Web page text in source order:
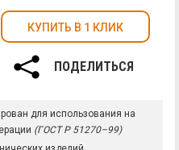
КУПИТЬ В 1 КЛИК
ПОДЕЛИТЬСЯ
для использования на
(ГОСТ Р 51270–99)